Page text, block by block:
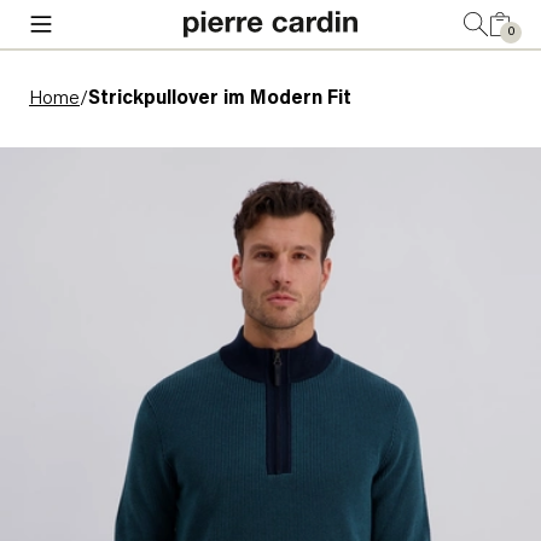
0
Home/Strickpullover im Modern Fit